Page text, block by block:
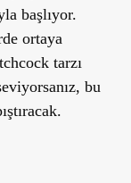
başlıyor.
ortaya
tarzı
bu